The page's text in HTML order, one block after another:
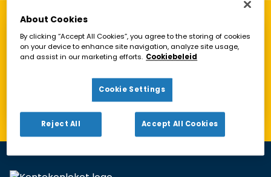
Vind een Kentekenloket in de buurt!
Toon alleen geopende loketten
About Cookies
By clicking “Accept All Cookies”, you agree to the storing of cookies
on your device to enhance site navigation, analyze site usage,
and assist in our marketing efforts. Cookiebeleid
Cookie Settings
Reject All Accept All Cookies